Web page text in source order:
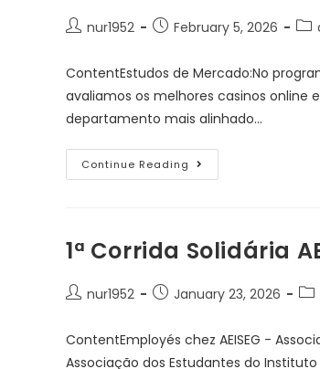
nur1952 February 5, 2026
ContentEstudos de Mercado:No
avaliamos os melhores casinos online
departamento mais alinhado…
Continue Reading
1ª Corrida Solidária
nur1952 January 23, 2026
ContentEmployés chez AEISEG -
Associação dos Estudantes do Instituto